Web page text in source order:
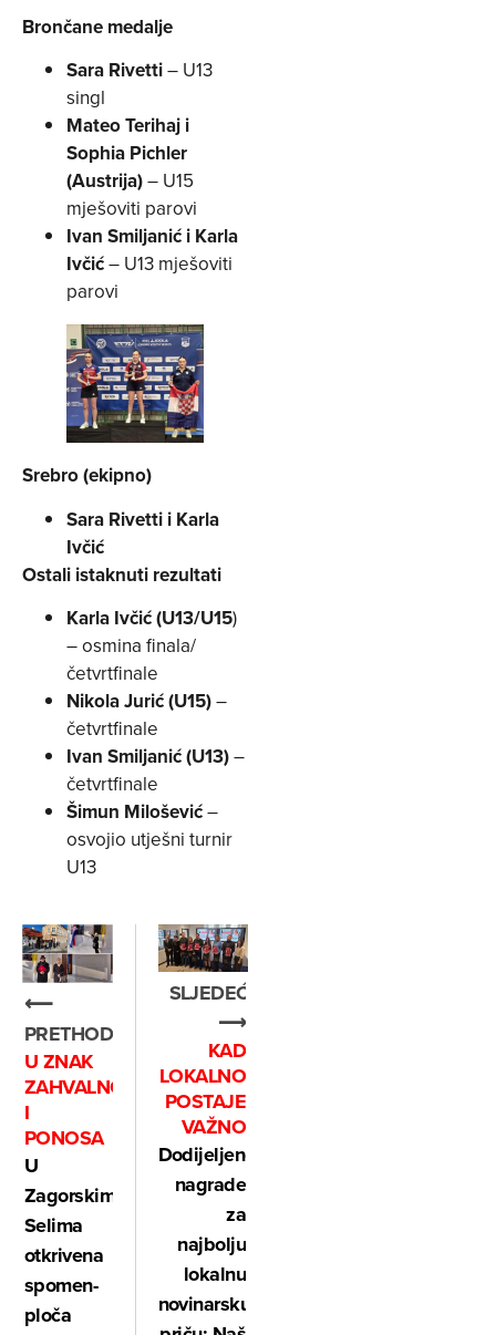
Brončane medalje
Sara Rivetti– U13
singl
Mateo Terihaj i
Sophia Pichler
(Austrija)– U15
mješoviti parovi
Ivan Smiljanić i Karla
Ivčić– U13 mješoviti
parovi
Srebro (ekipno)
Sara Rivetti i Karla
Ivčić
Ostali istaknuti rezultati
Karla Ivčić (U13/U15)
– osmina finala/
četvrtfinale
Nikola Jurić (U15)–
četvrtfinale
Ivan Smiljanić (U13)–
četvrtfinale
Šimun Milošević–
osvojio utješni turnir
U13
⟵
PRETHODNO
U ZNAK
ZAHVALNOSTI
I
PONOSA
U
Zagorskim
Selima
otkrivena
spomen-
ploča
SLJEDEĆE
⟶
KAD
LOKALNO
POSTAJE
VAŽNO
Dodijeljene
nagrade
za
najbolju
lokalnu
novinarsku